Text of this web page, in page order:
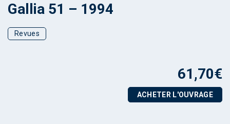
Gallia 51 – 1994
Revues
61,70€
ACHETER L'OUVRAGE